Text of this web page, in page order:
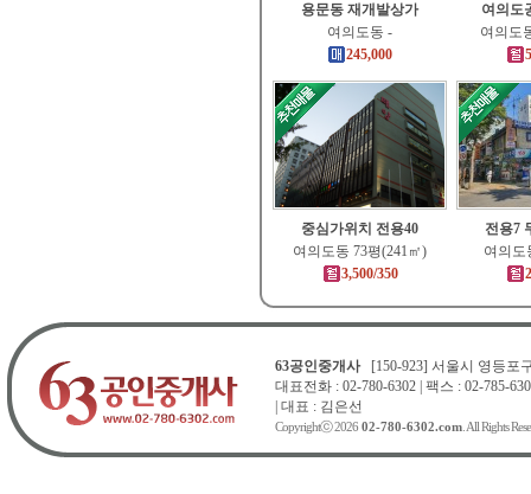
용문동 재개발상가
여의도동 -
245,000
여의도
여의도
중심가위치 전용40
여의도동 73평(241㎡)
3,500/350
전용7
여의도
63공인중개사[150-923] 서울시 영등포
대표전화 : 02-780-6302 | 팩스 : 02-785-
| 대표 : 김은선
Copyrightⓒ 2026 02-780-6302.com. All Rights